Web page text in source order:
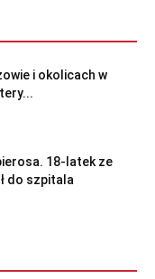
i okolicach w
18-latek ze
do szpitala